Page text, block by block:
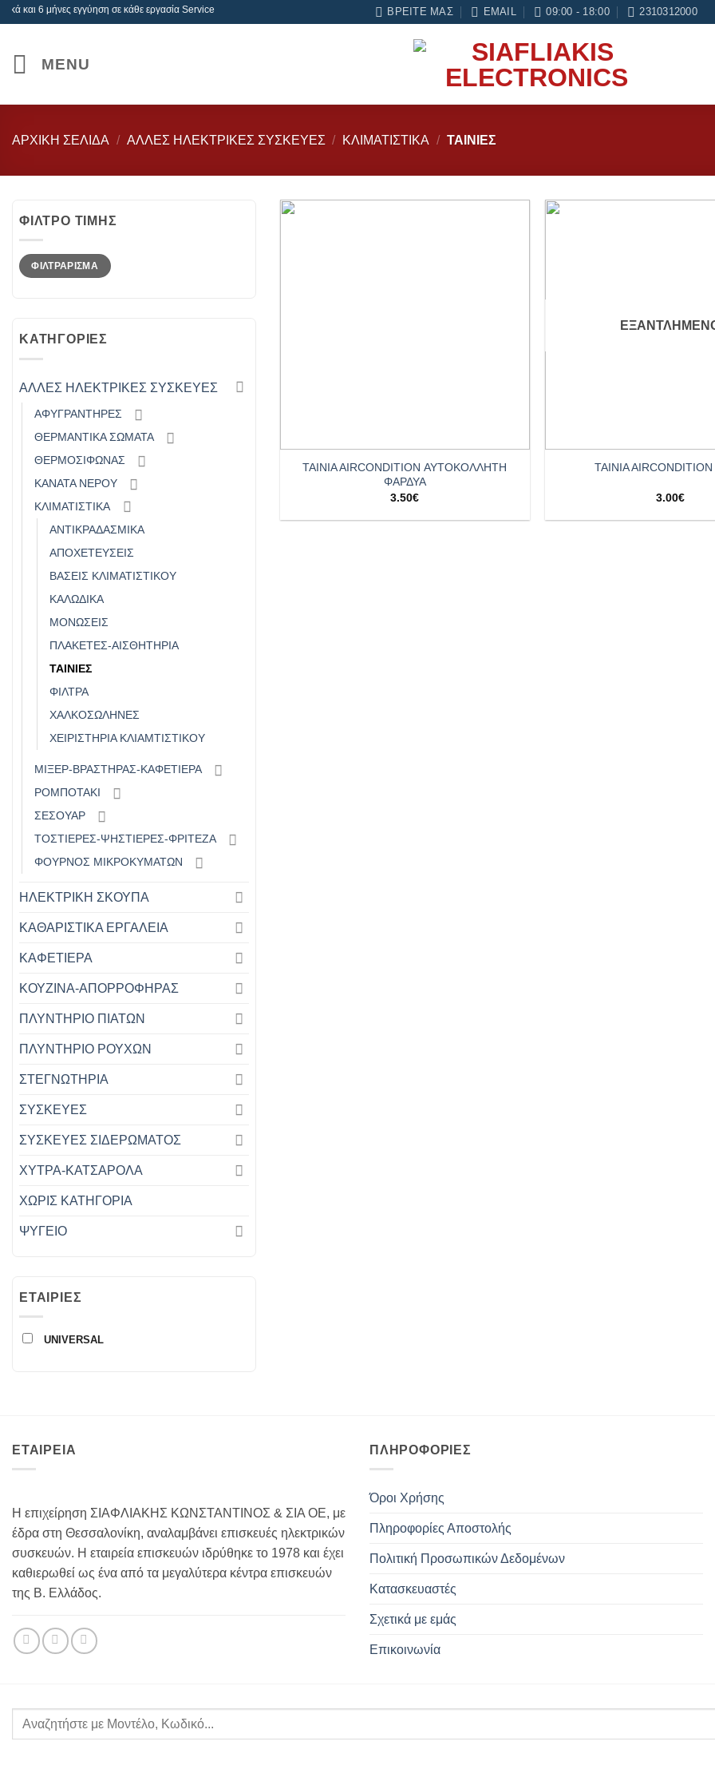
Μετάβαση
6 μήνες εγγύηση σε κάθε εργασία Service ΒΡΕΊΤΕ ΜΑΣ EMAIL 09:00 - 18:00 2310312000
MENU
ΑΡΧΙΚΉ ΣΕΛΊΔΑ / ΑΛΛΕΣ ΗΛΕΚΤΡΙΚΕΣ ΣΥΣΚΕΥΕΣ / ΚΛΙΜΑΤΙΣΤΙΚΑ / ΤΑΙΝΙΕΣ
ΦΊΛΤΡΟ ΤΙΜΉΣ
Ελάχιστη
τιμή
Μέγιστη
τιμήΦΙΛΤΡΆΡΙΣΜΑ
ΚΑΤΗΓΟΡΙΕΣ
ΑΛΛΕΣ ΗΛΕΚΤΡΙΚΕΣ ΣΥΣΚΕΥΕΣ
ΑΦΥΓΡΑΝΤΗΡΕΣ
ΘΕΡΜΑΝΤΙΚΑ ΣΩΜΑΤΑ
ΘΕΡΜΟΣΙΦΩΝΑΣ
ΚΑΝΑΤΑ ΝΕΡΟΥ
ΚΛΙΜΑΤΙΣΤΙΚΑ
ΑΝΤΙΚΡΑΔΑΣΜΙΚΑ
ΑΠΟΧΕΤΕΥΣΕΙΣ
ΒΑΣΕΙΣ ΚΛΙΜΑΤΙΣΤΙΚΟΥ
ΚΑΛΩΔΙΚΑ
ΜΟΝΩΣΕΙΣ
ΠΛΑΚΕΤΕΣ-ΑΙΣΘΗΤΗΡΙΑ
ΤΑΙΝΙΕΣ
ΦΙΛΤΡΑ
ΧΑΛΚΟΣΩΛΗΝΕΣ
ΧΕΙΡΙΣΤΗΡΙΑ ΚΛΙΑΜΤΙΣΤΙΚΟΥ
ΜΙΞΕΡ-ΒΡΑΣΤΗΡΑΣ-ΚΑΦΕΤΙΕΡΑ
ΡΟΜΠΟΤΑΚΙ
ΣΕΣΟΥΑΡ
ΤΟΣΤΙΕΡΕΣ-ΨΗΣΤΙΕΡΕΣ-ΦΡΙΤΕΖΑ
ΦΟΥΡΝΟΣ ΜΙΚΡΟΚΥΜΑΤΩΝ
ΗΛΕΚΤΡΙΚΗ ΣΚΟΥΠΑ
ΚΑΘΑΡΙΣΤΙΚΑ ΕΡΓΑΛΕΙΑ
ΚΑΦΕΤΙΕΡΑ
ΚΟΥΖΙΝΑ-ΑΠΟΡΡΟΦΗΡΑΣ
ΠΛΥΝΤΗΡΙΟ ΠΙΑΤΩΝ
ΠΛΥΝΤΗΡΙΟ ΡΟΥΧΩΝ
ΣΤΕΓΝΩΤΗΡΙΑ
ΣΥΣΚΕΥΕΣ
ΣΥΣΚΕΥΕΣ ΣΙΔΕΡΩΜΑΤΟΣ
ΧΥΤΡΑ-ΚΑΤΣΑΡΟΛΑ
ΧΩΡΊΣ ΚΑΤΗΓΟΡΊΑ
ΨΥΓΕΙΟ
ΕΤΑΙΡΊΕΣ
UNIVERSAL
TAINIA AIRCONDITION ΑΥΤΟΚΟΛΛΗΤΗ
ΦΑΡΔΥΑ
3.50€
TAINIA
3.00€
ΕΤΑΙΡΕΙΑ
Η επιχείρηση ΣΙΑΦΛΙΑΚΗΣ ΚΩΝΣΤΑΝΤΙΝΟΣ & ΣΙΑ ΟΕ, με
έδρα στη Θεσσαλονίκη, αναλαμβάνει επισκευές ηλεκτρικών
συσκευών. Η εταιρεία επισκευών ιδρύθηκε το 1978 και έχει
καθιερωθεί ως ένα από τα μεγαλύτερα κέντρα επισκευών
της Β. Ελλάδος.
ΠΛΗΡΟΦΟΡΊΕΣ
Όροι Χρήσης
Πληροφορίες Αποστολής
Πολιτική Προσωπικών Δεδομένων
Κατασκευαστές
Σχετικά με εμάς
Επικοινωνία